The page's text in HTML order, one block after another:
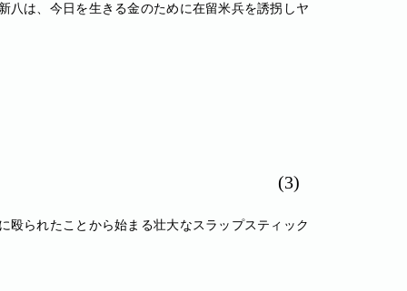
八は、今日を生きる金のために在留米兵を誘拐しヤ
(3)
殴られたことから始まる壮大なスラップスティック